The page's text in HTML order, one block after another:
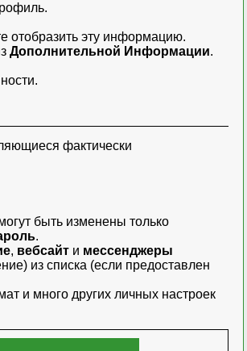
.
отобразить эту информацию.
Дополнительной Информации.
фактически
быть изменены только
.
, вебсайти мессенджеры
из списка (если предоставлен
и много других личных настроек